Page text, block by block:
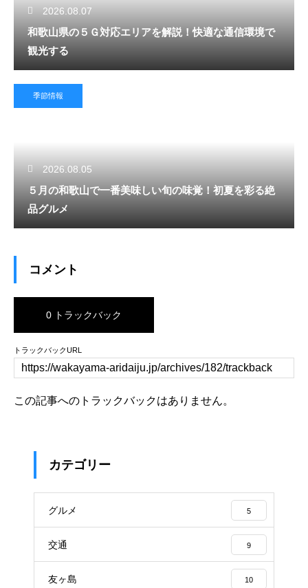
2026.08.07
和歌山県の５Ｇ対応エリアを解説！快適な通信環境で
観光する
季節情報
2026.08.05
５月の和歌山で一番美味しい旬の味覚！初夏を彩る絶
品グルメ
コメント
0 トラックバック
トラックバックURL
この記事へのトラックバックはありません。
カテゴリー
グルメ 5
交通 9
友ヶ島 10